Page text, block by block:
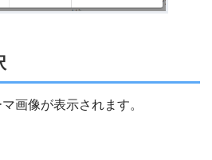
画像が表示されます。